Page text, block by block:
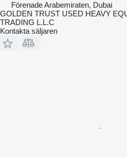
Förenade Arabemiraten, Dubai
GOLDEN TRUST USED HEAVY
TRADING L.L.C
Kontakta säljaren